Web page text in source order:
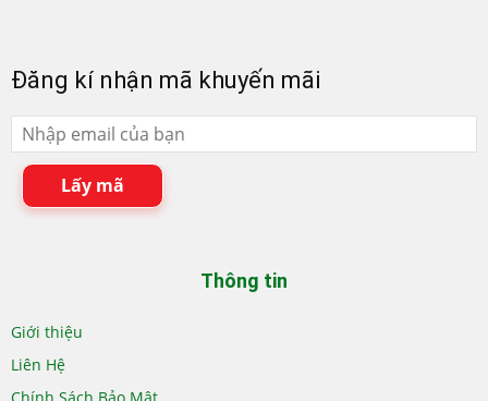
Đăng kí nhận mã khuyến mãi
Lấy mã
Thông tin
Giới thiệu
Liên Hệ